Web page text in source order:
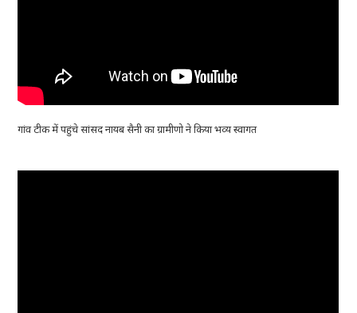
गांव टीक में पहुंचे सांसद नायब सैनी का ग्रामीणो ने किया भव्य स्वागत